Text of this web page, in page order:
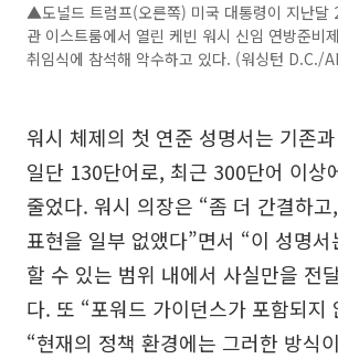
▲도널드 트럼프(오른쪽) 미국 대통령이 지난달
관 이스트룸에서 열린 케빈 워시 신임 연방준비
취임식에 참석해 악수하고 있다. (워싱턴 D.C./
워시 체제의 첫 연준 성명서는 기존
일단 130단어로, 최근 300단어 이상
줄었다. 워시 의장은 “좀 더 간결하
표현을 일부 없앴다”면서 “이 성명
할 수 있는 범위 내에서 사실만을 전
다. 또 “포워드 가이던스가 포함되지
“현재의 정책 환경에는 그러한 방식